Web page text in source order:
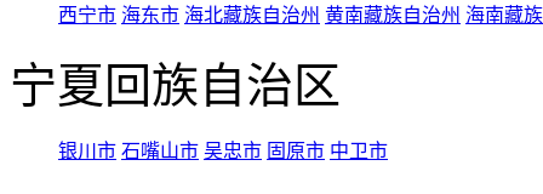
西宁市 海东市 海北藏族自治州 黄南藏族自治州 海南藏
宁夏回族自治区
银川市 石嘴山市 吴忠市 固原市 中卫市